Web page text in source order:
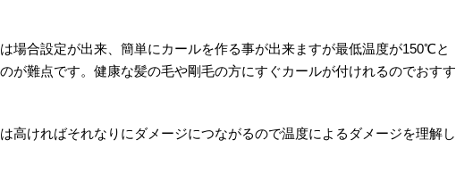
場合設定が出来、簡単にカールを作る事が出来ますが最低温度が150℃と
が難点です。健康な髪の毛や剛毛の方にすぐカールが付けれるのでおすす
高ければそれなりにダメージにつながるので温度によるダメージを理解し